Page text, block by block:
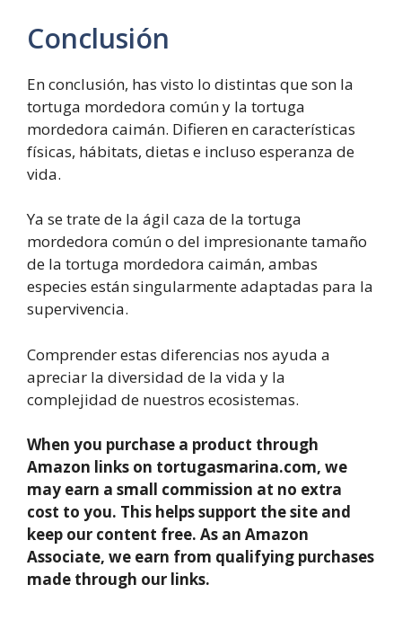
Conclusión
En conclusión, has visto lo distintas que son la
tortuga mordedora común y la tortuga
mordedora caimán. Difieren en características
físicas, hábitats, dietas e incluso esperanza de
vida.
Ya se trate de la ágil caza de la tortuga
mordedora común o del impresionante tamaño
de la tortuga mordedora caimán, ambas
especies están singularmente adaptadas para la
supervivencia.
Comprender estas diferencias nos ayuda a
apreciar la diversidad de la vida y la
complejidad de nuestros ecosistemas.
When you purchase a product through
Amazon links on tortugasmarina.com, we
may earn a small commission at no extra
cost to you. This helps support the site and
keep our content free. As an Amazon
Associate, we earn from qualifying purchases
made through our links.